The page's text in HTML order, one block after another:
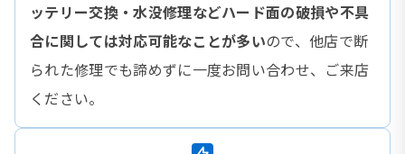
ッテリー交換・水没修理などハード面の破損や不具
合に関しては対応可能なことが多いので、他店で断
られた修理でも諦めずに一度お問い合わせ、ご来店
ください。